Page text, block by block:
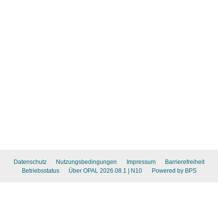
Datenschutz Nutzungsbedingungen Impressum
Barrierefreiheit
Betriebsstatus
Über OPAL 2026.08.1 | N10 Powered by BPS